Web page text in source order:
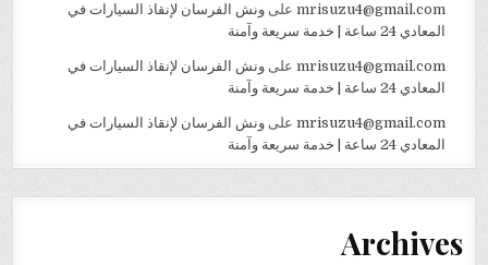
mrisuzu4@gmail.comعلى ونش الفرسان لإنقاذ السيارات في
المعادي 24 ساعة | خدمة سريعة وآمنة
mrisuzu4@gmail.comعلى ونش الفرسان لإنقاذ السيارات في
المعادي 24 ساعة | خدمة سريعة وآمنة
mrisuzu4@gmail.comعلى ونش الفرسان لإنقاذ السيارات في
المعادي 24 ساعة | خدمة سريعة وآمنة
Archives